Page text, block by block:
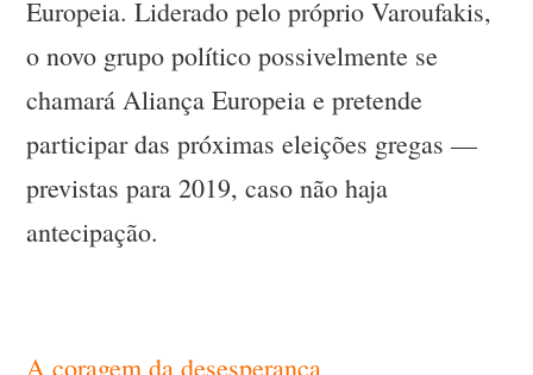
Europeia. Liderado pelo próprio Varoufakis,
o novo grupo político possivelmente se
chamará Aliança Europeia e pretende
participar das próximas eleições gregas —
previstas para 2019, caso não haja
antecipação.
A coragem da desesperança